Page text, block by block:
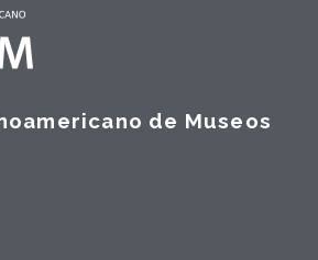
de Museos